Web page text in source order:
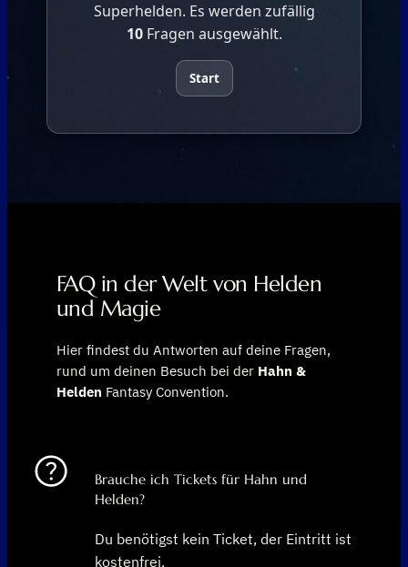
Superhelden. Es werden zufällig
10Fragen ausgewählt.
Start
FAQ in der Welt von Helden
und Magie
Hier findest du Antworten auf deine Fragen,
rund um deinen Besuch bei der Hahn &
Helden Fantasy Convention.
Brauche ich Tickets für Hahn und
Helden?
Du benötigst kein Ticket, der Eintritt ist
kostenfrei.